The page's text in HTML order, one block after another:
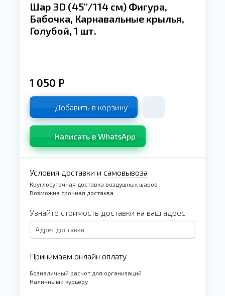
Шар 3D (45''/114 см) Фигура,
Бабочка, Карнавальные крылья,
Голубой, 1 шт.
1 050 Р
Добавить в корзину
Написать в WhatsApp
Условия доставки и самовывоза
Круглосуточная доставка воздушных шаров
Возможна срочная достаква
Узнайте стоимость доставки на ваш адрес
Принимаем онлайн оплату
Безналичный расчет для организаций
Наличными курьеру